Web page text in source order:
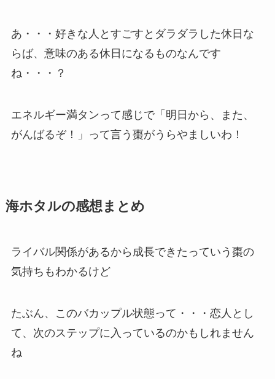
あ・・・好きな人とすごすとダラダラした休日な
らば、意味のある休日になるものなんです
ね・・・？
エネルギー満タンって感じで「明日から、また、
がんばるぞ！」って言う棗がうらやましいわ！
海ホタルの感想まとめ
ライバル関係があるから成長できたっていう棗の
気持ちもわかるけど
たぶん、このバカップル状態って・・・恋人とし
て、次のステップに入っているのかもしれません
ね